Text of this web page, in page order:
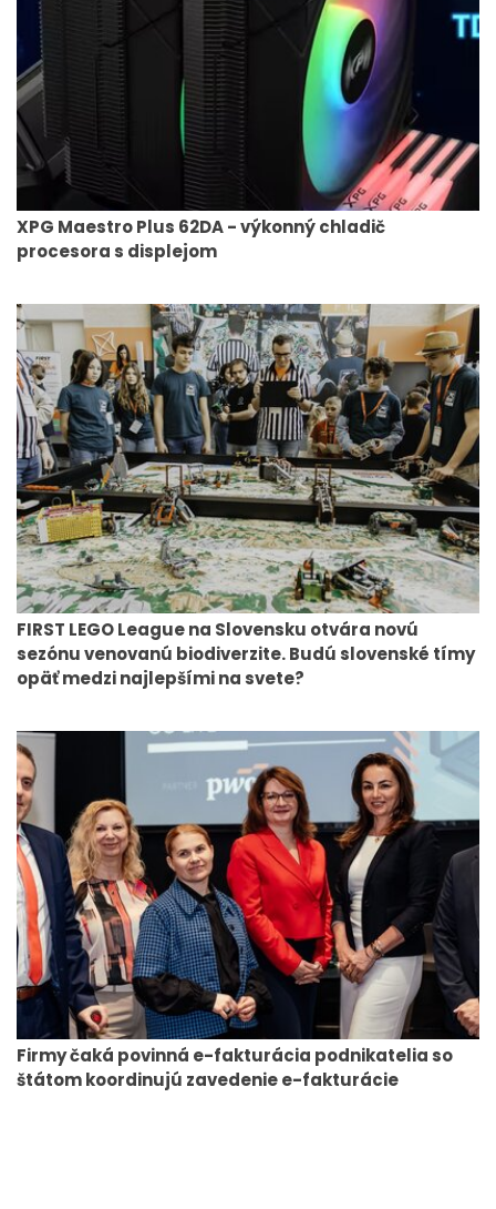
XPG Maestro Plus 62DA - výkonný chladič
procesora s displejom
FIRST LEGO League na Slovensku otvára novú
sezónu venovanú biodiverzite. Budú slovenské tímy
opäť medzi najlepšími na svete?
Firmy čaká povinná e-fakturácia podnikatelia so
štátom koordinujú zavedenie e-fakturácie